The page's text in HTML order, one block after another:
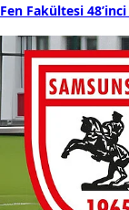
Fen Fakültesi